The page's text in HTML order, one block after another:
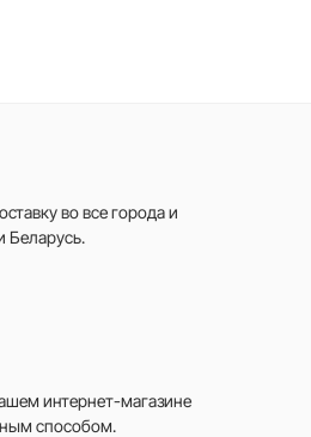
во все городаи
Беларусь.
интернет-магазине
способом.